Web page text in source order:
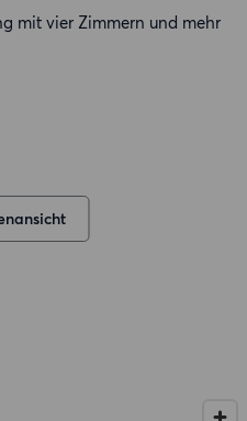
mit vier Zimmern und mehr